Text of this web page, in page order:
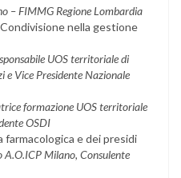
– FIMMG Regione Lombardia
nella gestione
UOS territoriale di
e Vice Presidente Nazionale
formazione UOS territoriale
OSDI
e dei presidi
Milano, Consulente